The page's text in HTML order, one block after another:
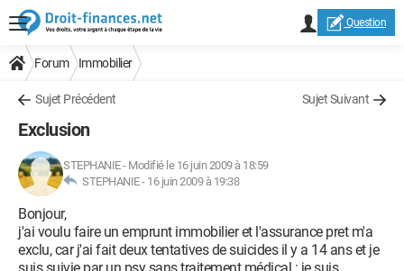
Question
Forum Immobilier
Sujet Précédent Sujet Suivant
Exclusion
STEPHANIE- Modifié le 16 juin 2009 à 18:59
STEPHANIE - 16 juin 2009 à 19:38
Bonjour,
j'ai voulu faire un emprunt immobilier et l'assurance pret m'a
exclu, car j'ai fait deux tentatives de suicides il y a 14 ans et je